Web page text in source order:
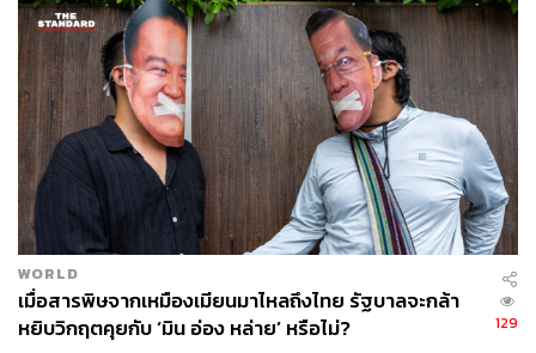
TAGS: Japan USA China
Netherlands
Semiconductor
Alan Estevez
1.1K
ABOUT THE AUTHOR
WORLD
เมื่อสารพิษจากเหมืองเมียนมาไหลถึงไทย รัฐบาลจะกล้า
หยิบวิกฤตคุยกับ ‘มิน อ่อง หล่าย’ หรือไม่?
129